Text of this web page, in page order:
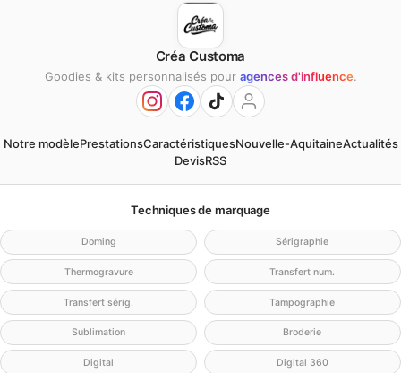
Créa Customa
Goodies & kits personnalisés pour agences d'influence.
Notre modèlePrestationsCaractéristiquesNouvelle-AquitaineActualités
DevisRSS
Techniques de marquage
Doming Sérigraphie
Thermogravure Transfert num.
Transfert sérig. Tampographie
Sublimation Broderie
Digital Digital 360